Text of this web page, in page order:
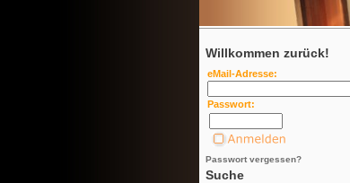
Willkommen zurück!
eMail-Adresse:
Passwort:
Passwort vergessen?
Suche